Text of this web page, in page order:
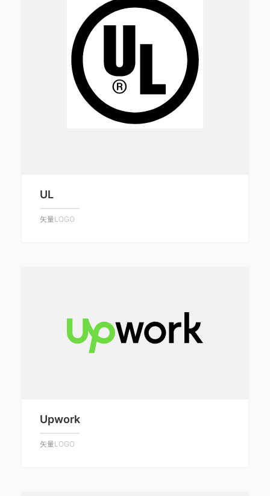
UL
矢量LOGO
Upwork
矢量LOGO